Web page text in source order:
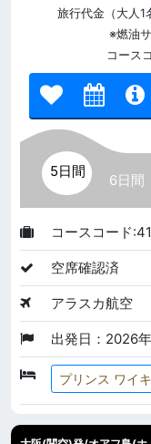
旅行代金（大人1
※燃油
コース
5日間
6日間
コースコード
空席確認済
アラスカ航空
出発日：2026
プリンス ワイ